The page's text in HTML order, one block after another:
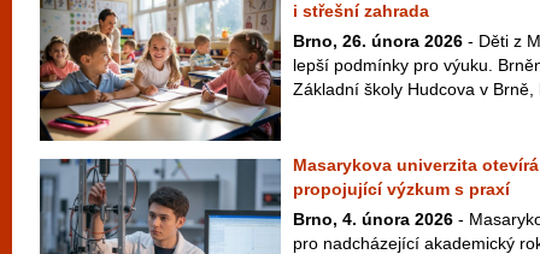
i střešní zahrada
Brno, 26. února 2026 - Děti z
lepší podmínky pro výuku.
Základní školy Hudcova v Brně,
Masarykova univerzita
propojující výzkum s praxí
Brno, 4. února 2026 -
pro nadcházející akademický